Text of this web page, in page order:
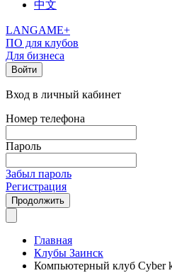
中文
LANGAME+
ПО для клубов
Для бизнеса
Войти
Вход в личный кабинет
Номер телефона
Пароль
Забыл пароль
Регистрация
Продолжить
Главная
Клубы Заинск
Компьютерный клуб Cyber